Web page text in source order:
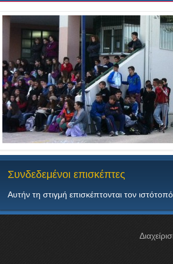
Συνδεδεμένοι επισκέπτες
Αυτήν τη στιγμή επισκέπτονται τον